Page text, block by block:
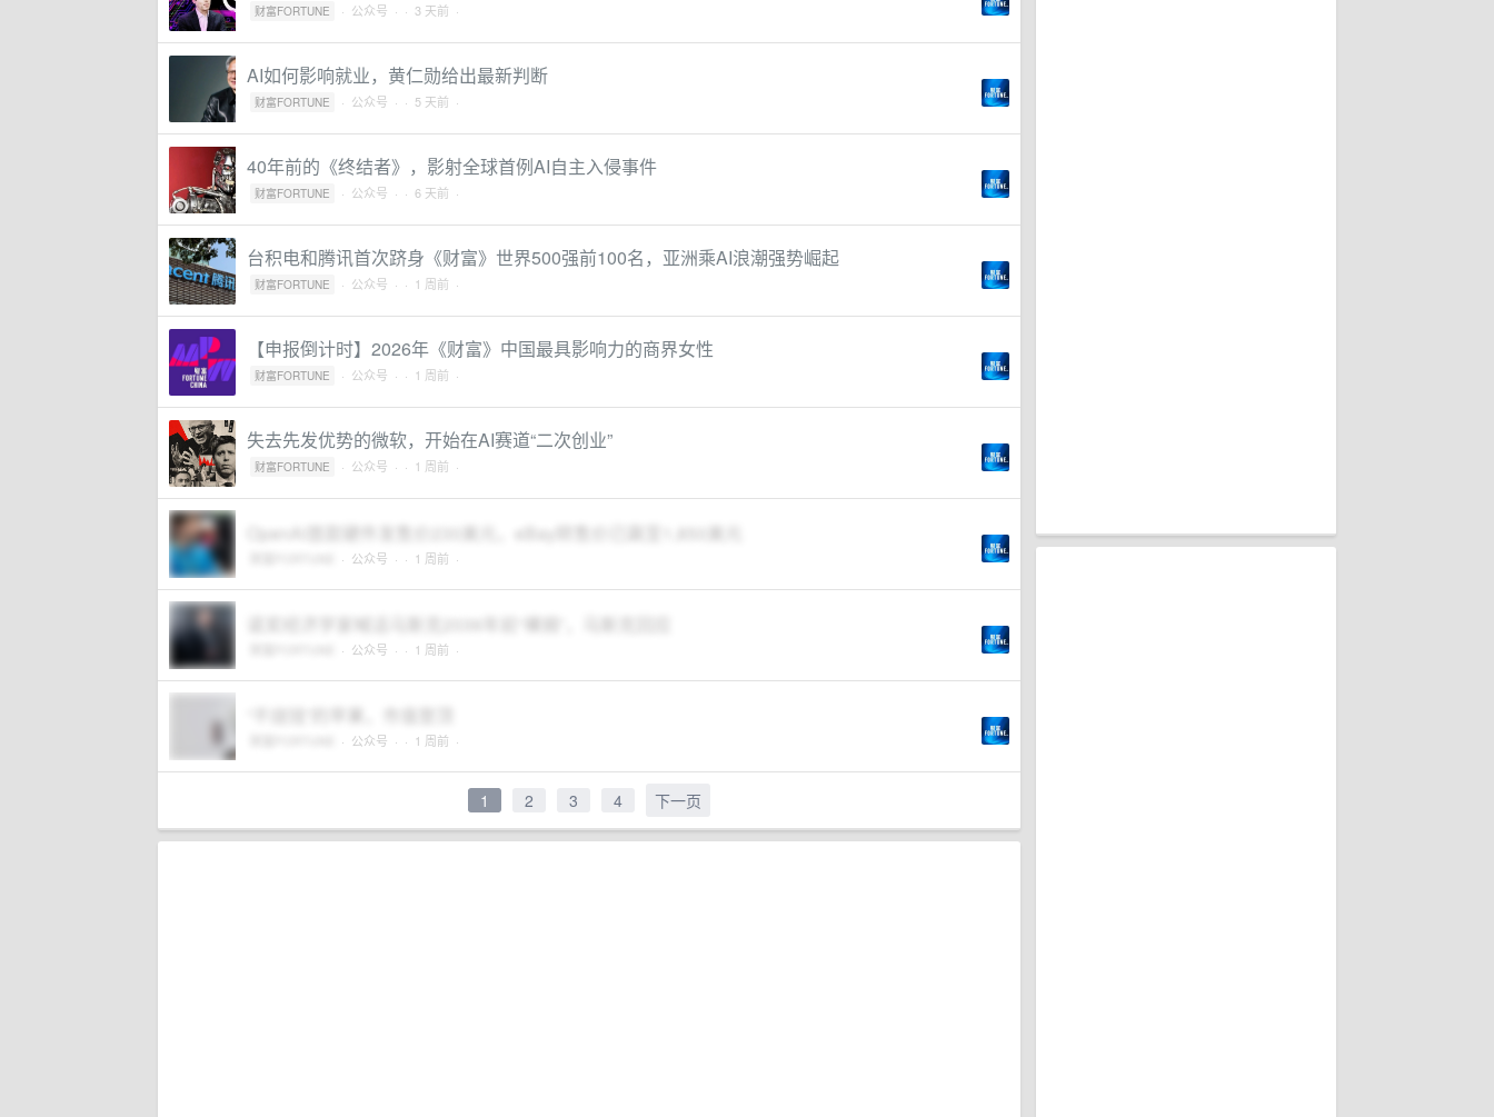
财富FORTUNE · 公众号 · · 3 天前 ·
AI如何影响就业，黄仁勋给出最新判断
财富FORTUNE · 公众号 · · 5 天前 ·
40年前的《终结者》，影射全球首例AI自主入侵事件
财富FORTUNE · 公众号 · · 6 天前 ·
台积电和腾讯首次跻身《财富》世界500强前100名，亚洲乘AI浪潮强势崛起
财富FORTUNE · 公众号 · · 1 周前 ·
【申报倒计时】2026年《财富》中国最具影响力的商界女性
财富FORTUNE · 公众号 · · 1 周前 ·
失去先发优势的微软，开始在AI赛道“二次创业”
财富FORTUNE · 公众号 · · 1 周前 ·
OpenAI首款硬件发售价230美元，eBay转售价已飙至1,850美元
· 公众号 · · 1 周前 ·
诺奖经济学家喊话马斯克2036年前“裸捐”，马斯克回应
· 公众号 · · 1 周前 ·
“不烧钱”的苹果，市值登顶
· 公众号 · · 1 周前 ·
1 2 3 4 下一页